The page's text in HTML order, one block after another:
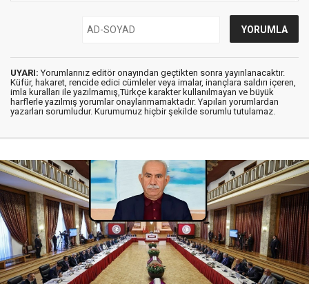
UYARI: Yorumlarınız editör onayından geçtikten sonra yayınlanacaktır.
Küfür, hakaret, rencide edici cümleler veya imalar, inançlara saldırı içeren,
imla kuralları ile yazılmamış,Türkçe karakter kullanılmayan ve büyük
harflerle yazılmış yorumlar onaylanmamaktadır. Yapılan yorumlardan
yazarları sorumludur. Kurumumuz hiçbir şekilde sorumlu tutulamaz.